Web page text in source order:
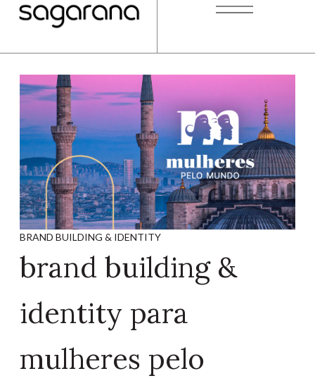
BRAND BUILDING & IDENTITY
brand building &
identity para
mulheres pelo